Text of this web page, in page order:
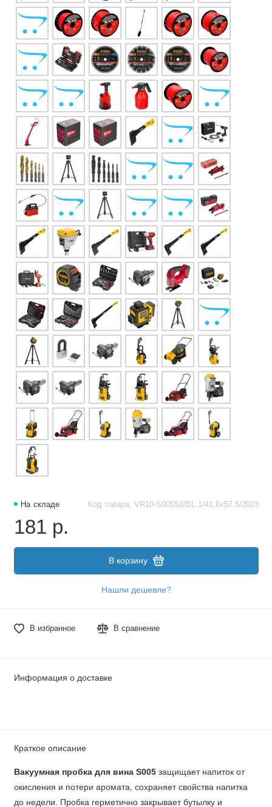
На складе Код товара: VR10-S005Sil/BL.1/41,6х57,5/2023
181 р.
В корзину
Нашли дешевле?
В избранное В сравнение
Информация о доставке
Краткое описание
Вакуумная пробка для вина S005защищает напиток от
окисления и потери аромата, сохраняет свойства напитка
до недели. Пробка герметично закрывает бутылку и